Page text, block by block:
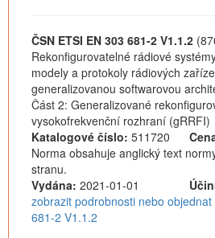
ČSN ETSI EN 303 681-2 V1.1.2
Rekonfigurovatelné rádiové
modely a protokoly rádiových
generalizovanou softwarovou
Část 2: Generalizované
vysokofrekvenční rozhraní (gRRFI)
Katalogové číslo: 511720
Norma obsahuje anglický text
stranu.
Vydána: 2021-01-01
zobrazit podrobnosti nebo objednat
681-2 V1.1.2